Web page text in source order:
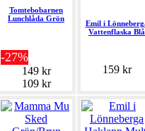
Tomtebobarnen
Lunchlåda Grön
-27%
149 kr
109 kr
Emil i
Vattenflaska Blå
159 kr